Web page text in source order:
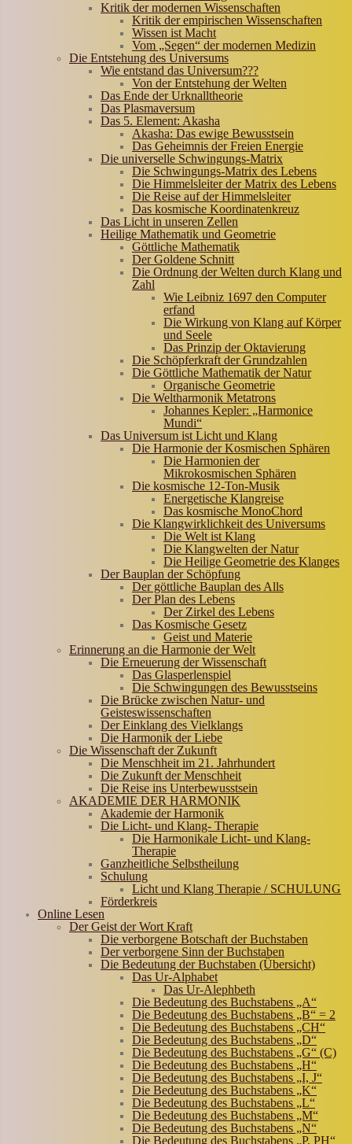
Kritik der modernen Wissenschaften
Kritik der empirischen Wissenschaften
Wissen ist Macht
Vom „Segen“ der modernen Medizin
Die Entstehung des Universums
Wie entstand das Universum???
Von der Entstehung der Welten
Das Ende der Urknalltheorie
Das Plasmaversum
Das 5. Element: Akasha
Akasha: Das ewige Bewusstsein
Das Geheimnis der Freien Energie
Die universelle Schwingungs-Matrix
Die Schwingungs-Matrix des Lebens
Die Himmelsleiter der Matrix des Lebens
Die Reise auf der Himmelsleiter
Das kosmische Koordinatenkreuz
Das Licht in unseren Zellen
Heilige Mathematik und Geometrie
Göttliche Mathematik
Der Goldene Schnitt
Die Ordnung der Welten durch Klang und
Zahl
Wie Leibniz 1697 den Computer
erfand
Die Wirkung von Klang auf Körper
und Seele
Das Prinzip der Oktavierung
Die Schöpferkraft der Grundzahlen
Die Göttliche Mathematik der Natur
Organische Geometrie
Die Weltharmonik Metatrons
Johannes Kepler: „Harmonice
Mundi“
Das Universum ist Licht und Klang
Die Harmonie der Kosmischen Sphären
Die Harmonien der
Mikrokosmischen Sphären
Die kosmische 12-Ton-Musik
Energetische Klangreise
Das kosmische MonoChord
Die Klangwirklichkeit des Universums
Die Welt ist Klang
Die Klangwelten der Natur
Die Heilige Geometrie des Klanges
Der Bauplan der Schöpfung
Der göttliche Bauplan des Alls
Der Plan des Lebens
Der Zirkel des Lebens
Das Kosmische Gesetz
Geist und Materie
Erinnerung an die Harmonie der Welt
Die Erneuerung der Wissenschaft
Das Glasperlenspiel
Die Schwingungen des Bewusstseins
Die Brücke zwischen Natur- und
Geisteswissenschaften
Der Einklang des Vielklangs
Die Harmonik der Liebe
Die Wissenschaft der Zukunft
Die Menschheit im 21. Jahrhundert
Die Zukunft der Menschheit
Die Reise ins Unterbewusstsein
AKADEMIE DER HARMONIK
Akademie der Harmonik
Die Licht- und Klang- Therapie
Die Harmonikale Licht- und Klang-
Therapie
Ganzheitliche Selbstheilung
Schulung
Licht und Klang Therapie / SCHULUNG
Förderkreis
Online Lesen
Der Geist der Wort Kraft
Die verborgene Botschaft der Buchstaben
Der verborgene Sinn der Buchstaben
Die Bedeutung der Buchstaben (Übersicht)
Das Ur-Alphabet
Das Ur-Alephbeth
Die Bedeutung des Buchstabens „A“
Die Bedeutung des Buchstabens „B“ = 2
Die Bedeutung des Buchstabens „CH“
Die Bedeutung des Buchstabens „D“
Die Bedeutung des Buchstabens „G“ (C)
Die Bedeutung des Buchstabens „H“
Die Bedeutung des Buchstabens „I, J“
Die Bedeutung des Buchstabens „K“
Die Bedeutung des Buchstabens „L“
Die Bedeutung des Buchstabens „M“
Die Bedeutung des Buchstabens „N“
Die Bedeutung des Buchstabens „P, PH“